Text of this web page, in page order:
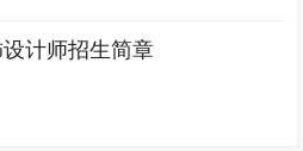
计师招生简章